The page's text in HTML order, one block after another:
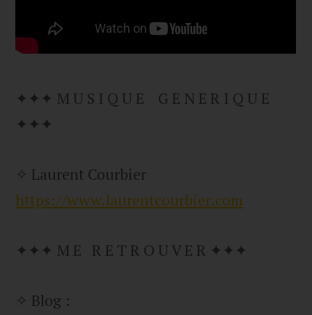
✦✦✦ M U S I Q U E G E N E R I Q U E
✦✦✦
✧ Laurent Courbier
https://www.laurentcourbier.com
✦✦✦ M E R E T R O U V E R ✦✦✦
✧ Blog :